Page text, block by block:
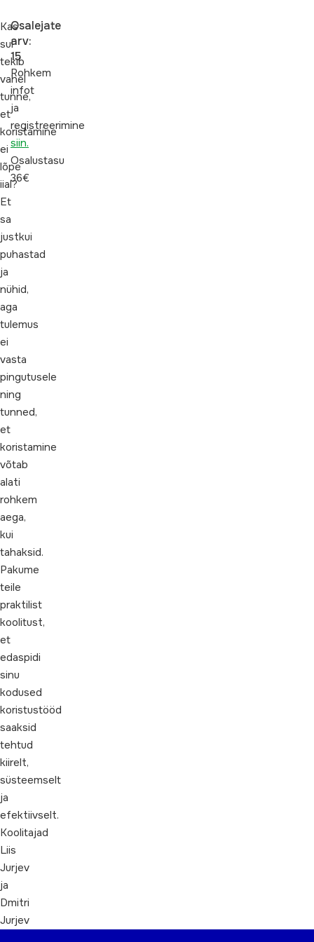
Kas
sul
tekib
vahel
tunne,
et
koristamine
ei
lõpe
iial?
Et
sa
justkui
puhastad
ja
nühid,
aga
tulemus
ei
vasta
pingutusele
ning
tunned,
et
koristamine
võtab
alati
rohkem
aega,
kui
tahaksid.
Pakume
teile
praktilist
koolitust,
et
edaspidi
sinu
kodused
koristustööd
saaksid
tehtud
kiirelt,
süsteemselt
ja
efektiivselt.
Koolitajad
Liis
Jurjev
ja
Dmitri
Jurjev
Osalejate
arv:
15
Rohkem
infot
ja
registreerimine
siin.
Osalustasu
36€